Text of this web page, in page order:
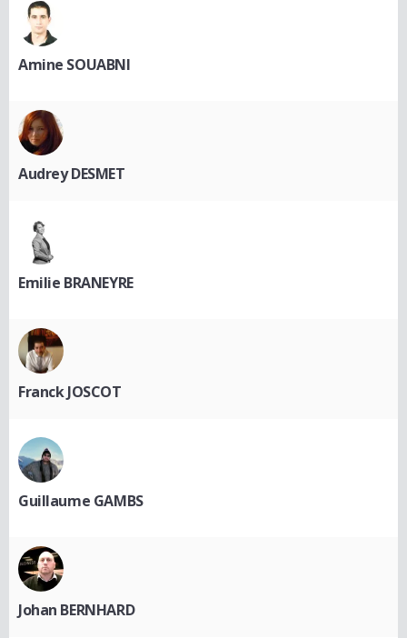
Amine SOUABNI
Audrey DESMET
Emilie BRANEYRE
Franck JOSCOT
Guillaume GAMBS
Johan BERNHARD